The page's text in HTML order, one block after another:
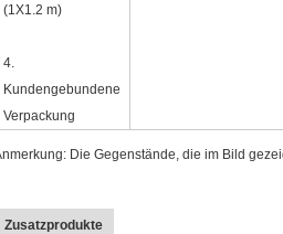
(1X1.2 m)
4.
Kundengebundene
Verpackung
Die Gegenstände, die im Bild
Zusatzprodukte